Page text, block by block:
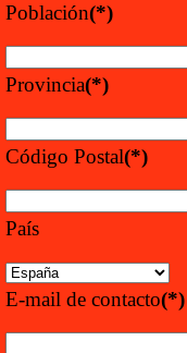
Población(*)
Provincia(*)
Código Postal(*)
País
E-mail de contacto(*)